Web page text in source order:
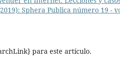
Sphera Publica número 19 -
para este artículo.